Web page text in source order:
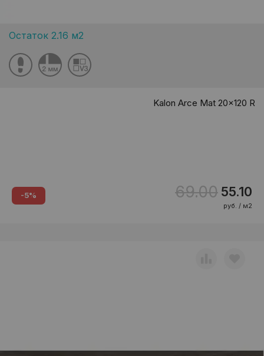
Остаток 2.16 м2
Kalon Arce Mat 20x120 R
-5% 69.00 55.10
руб. / м2